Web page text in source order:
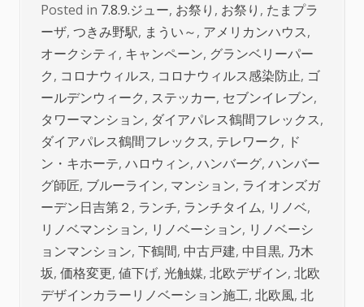
Posted in 7.8.9.ジュー, お祭り , お祭り , たまプラ
ーザ, つきみ野駅, まうい～, アメリカンハウス,
オークシティ, キャンペーン, グランベリーパー
ク, コロナウィルス, コロナウィルス感染防止, ゴ
ールデンウィーク, ステッカー, セブンイレブン,
タワーマンション, ダイアパレス鶴間フレックス,
ダイアパレス鶴間フレックス, テレワーク, ド
ン・キホーテ, ハロウィン, ハンバーグ, ハンバー
グ師匠, ブルーライン, マンション, ライオンズガ
ーデン日吉第２ , ランチ, ランチタイム, リノベ,
リノベマンション, リノベーション, リノベーシ
ョンマンション, 下鶴間, 中古戸建, 中目黒, 乃木
坂, 価格変更, 値下げ, 光触媒, 北欧デザイン, 北欧
デザインカラーリノベーション施工, 北欧風, 北